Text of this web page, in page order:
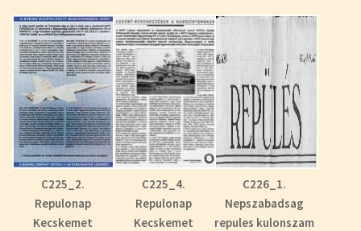
C225_2.
Repulonap
Kecskemet
C225_4.
Repulonap
Kecskemet
C226_1.
Nepszabadsag
repules kulonszam